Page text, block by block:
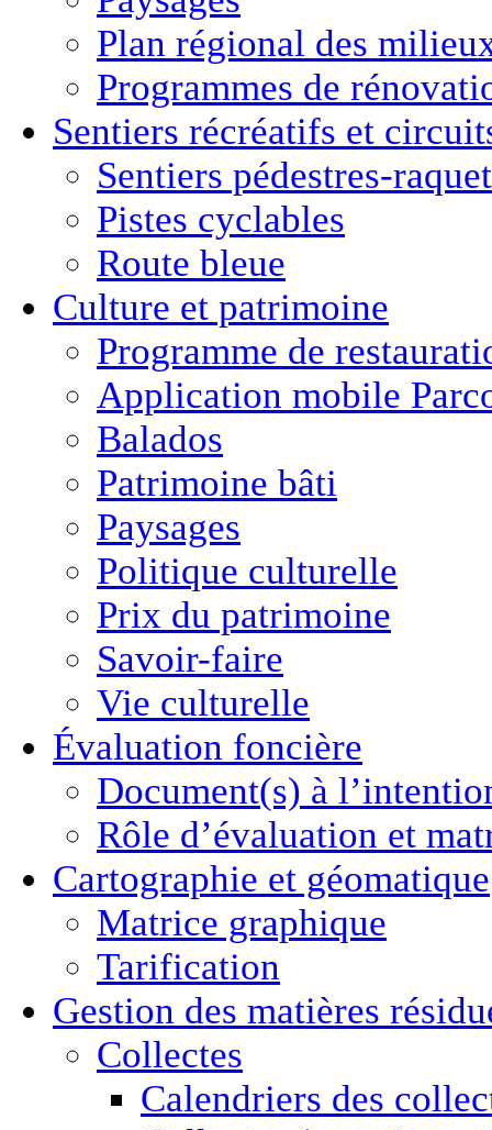
Plan régional des
Programmes de
Sentiers récréatifs et
Sentiers pédestres-
Pistes cyclables
Route bleue
Culture et patrimoine
Programme de
Application mobile
Balados
Patrimoine bâti
Paysages
Politique culturelle
Prix du patrimoine
Savoir-faire
Vie culturelle
Évaluation foncière
Document(s) à
Rôle d’évaluation et
Cartographie et géomatique
Matrice graphique
Tarification
Gestion des matières
Collectes
Calendriers des